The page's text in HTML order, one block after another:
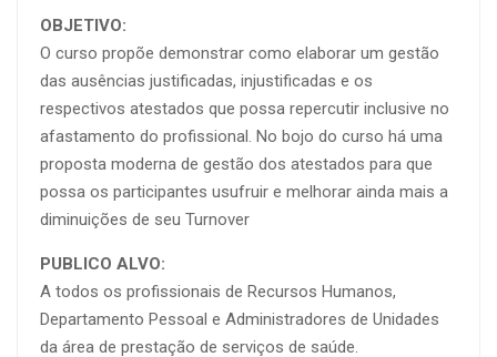
OBJETIVO:
O curso propõe demonstrar como elaborar um gestão
das ausências justificadas, injustificadas e os
respectivos atestados que possa repercutir inclusive no
afastamento do profissional. No bojo do curso há uma
proposta moderna de gestão dos atestados para que
possa os participantes usufruir e melhorar ainda mais a
diminuições de seu Turnover
PUBLICO ALVO:
A todos os profissionais de Recursos Humanos,
Departamento Pessoal e Administradores de Unidades
da área de prestação de serviços de saúde.